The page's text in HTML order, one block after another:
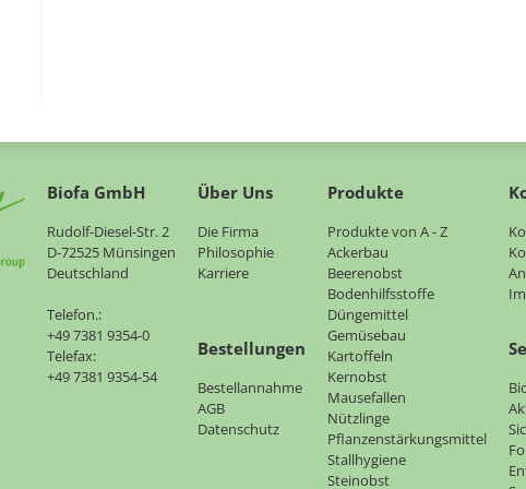
Biofa GmbH
Rudolf-Diesel-Str. 2
D-72525 Münsingen
Deutschland
Telefon.:
+49 7381 9354-0
Telefax:
+49 7381 9354-54
Über Uns
Navigation
überspringen
Die Firma
Philosophie
Karriere
Bestellungen
Bestellannahme
AGB
Datenschutz
Produkte
Navigation
überspringen
Produkte von A - Z
Ackerbau
Beerenobst
Bodenhilfsstoffe
Düngemittel
Gemüsebau
Kartoffeln
Kernobst
Mausefallen
Nützlinge
Pflanzenstärkungsmittel
Stallhygiene
Steinobst